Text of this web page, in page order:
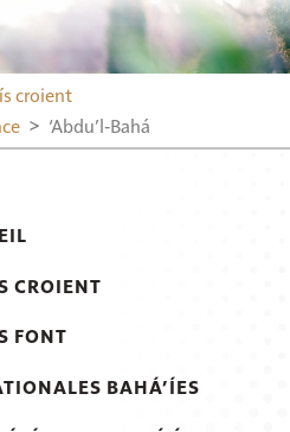
croient
‘Abdu’l‑Bahá
CROIENT
FONT
BAHÁ’ÍES